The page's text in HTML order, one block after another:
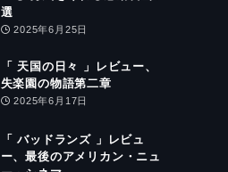
選
2025年6月25日
「 天国の日々 」レビュー、
失楽園の物語第二章
2025年6月17日
「 バッドランズ 」レビュ
ー、最後のアメリカン・ニュ